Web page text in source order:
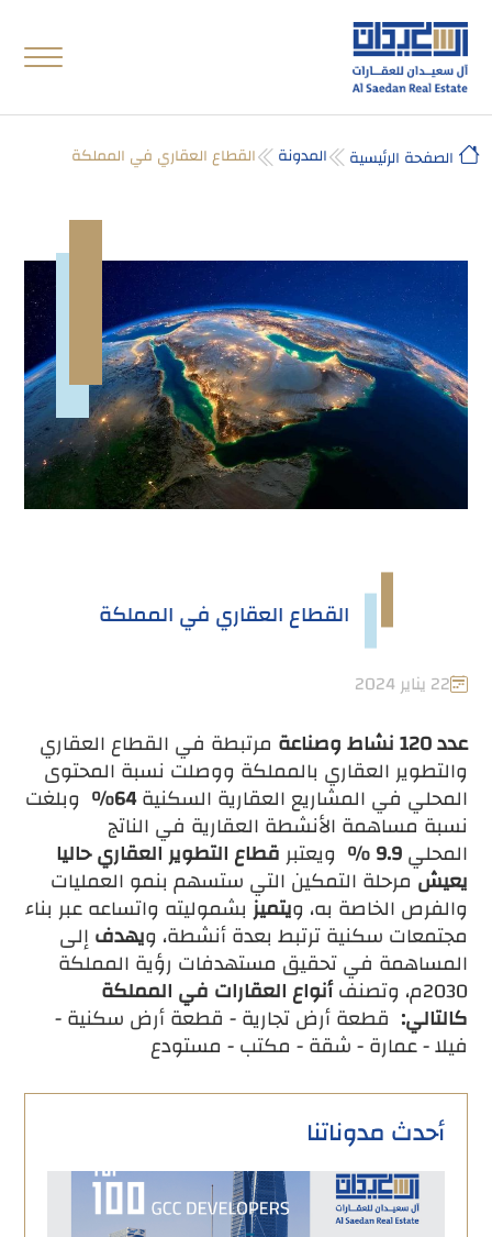
الصفحة الرئيسية المدونة القطاع العقاري في المملكة
القطاع العقاري في المملكة
22 يناير 2024
عدد 120 نشاط وصناعة مرتبطة في القطاع العقاري
والتطوير العقاري بالمملكة ووصلت نسبة المحتوى
المحلي في المشاريع العقارية السكنية64% وبلغت
نسبة مساهمة الأنشطة العقارية في الناتج
المحلي9.9 % ويعتبرقطاع التطوير العقاري حاليا
يعيشمرحلة التمكين التي ستسهم بنمو العمليات
والفرص الخاصة به، ويتميز بشموليته واتساعه عبر بناء
مجتمعات سكنية ترتبط بعدة أنشطة، ويهدف إلى
المساهمة في تحقيق مستهدفات رؤية المملكة
2030م، وتصنف أنواع العقارات في المملكة
كالتالي: قطعة أرض تجارية - قطعة أرض سكنية -
فيلا - عمارة - شقة - مكتب - مستودع
أحدث مدوناتنا